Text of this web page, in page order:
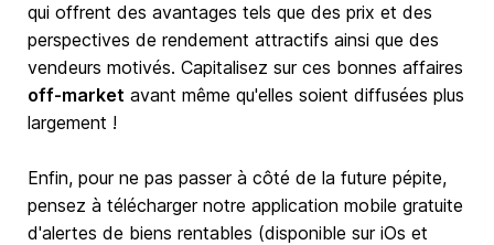
qui offrent des avantages tels que des prix et des
perspectives de rendement attractifs ainsi que des
vendeurs motivés. Capitalisez sur ces bonnes affaires
off-market avant même qu'elles soient diffusées plus
largement !
Enfin, pour ne pas passer à côté de la future pépite,
pensez à télécharger notre application mobile gratuite
d'alertes de biens rentables (disponible sur iOs et